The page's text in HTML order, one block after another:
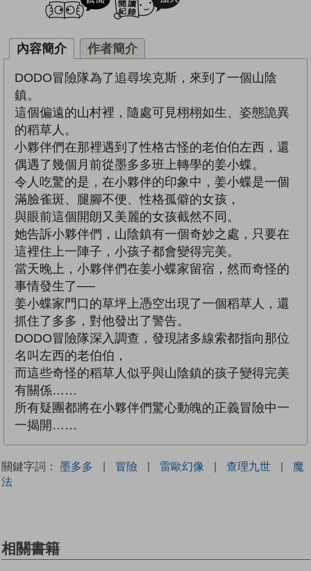
內容簡介 作者簡介
DODO冒險隊為了追尋埃克斯，來到了一個山陰
鎮。
這個偏遠的山村裡，隨處可見栩栩如生、姿態詭異
的稻草人。
小夥伴們在那裡遇到了性格古怪的老伯伯左西，還
偶遇了幾個月前從墨多多班上轉學的姜小蝶。
令人吃驚的是，在小夥伴的印象中，姜小蝶是一個
滿臉雀斑、腿腳不便、性格孤僻的女孩，
與眼前這個開朗又美麗的女孩截然不同。
她告訴小夥伴們，山陰鎮有一個奇妙之處，只要在
這裡住上一陣子，小孩子都會變得完美。
當天晚上，小夥伴們在姜小蝶家留宿，然而奇怪的
事情發生了──
姜小蝶家門口的草坪上憑空出現了一個稻草人，還
抓住了多多，對他發出了警告。
DODO冒險隊深入調查，發現諸多線索都指向那位
名叫左西的老伯伯，
而這些奇怪的稻草人似乎與山陰鎮的孩子變得完美
有關係……
所有疑團都將在小夥伴們驚心動魄的正義冒險中一
一揭開……
關鍵字詞： 墨多多 | 冒險 | 雷歐幻像 | 查理九世 |
魔
法
相關書籍